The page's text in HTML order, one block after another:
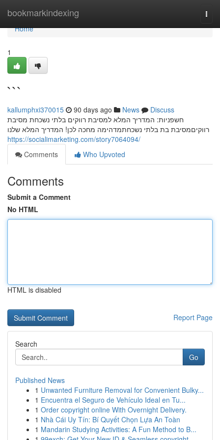
bookmarkindexing
Home
Home
1
```
kallumphxi370015 90 days ago News
Discuss
חשפניות: המדריך המלא למסיבת רווקים בלתי נשכחת מסיבת
רווקיםמסיבת בת בלתי נשכחתמדהימה מחכה לכן! המדריך המלא שלנו
https://socialimarketing.com/story7064094/
Comments
Who Upvoted
Comments
Submit a Comment
No HTML
HTML is disabled
Report Page
Search
Go
Published News
1 Unwanted Furniture Removal for Convenient Bulky...
1 Encuentra el Seguro de Vehículo Ideal en Tu...
1 Order copyright online With Overnight Delivery.
1 Nhà Cái Uy Tín: Bí Quyết Chọn Lựa An Toàn
1 Mandarin Studying Activities: A Fun Method to B...